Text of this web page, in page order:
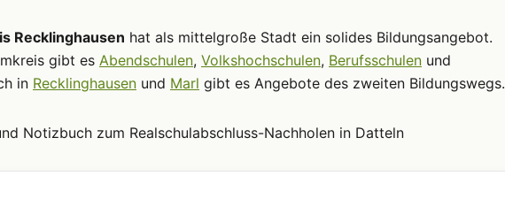
Recklinghausen hat als mittelgroße Stadt ein solides Bildungsangebot.
gibt es Abendschulen, Volkshochschulen, Berufsschulen und
in Recklinghausen und Marl gibt es Angebote des zweiten Bildungswegs.